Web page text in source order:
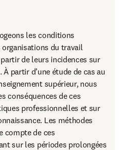
les conditions
du travail
de leurs incidences sur
partir d’une étude de cas au
supérieur, nous
conséquences de ces
professionnelles et sur
Les méthodes
compte de ces
sur les périodes prolongées